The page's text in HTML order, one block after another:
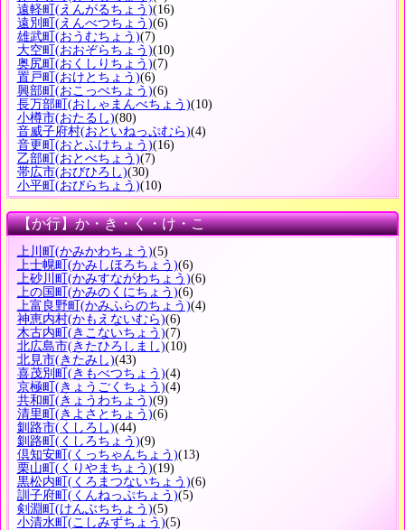
遠軽町 (えんがるちょう)(16)
遠別町 (えんべつちょう)(6)
雄武町 (おうむちょう)(7)
大空町 (おおぞらちょう)(10)
奥尻町 (おくしりちょう)(7)
置戸町 (おけとちょう)(6)
興部町 (おこっぺちょう)(6)
長万部町 (おしゃまんべちょう)(10)
小樽市(おたるし)(80)
音威子府村(おといねっぷむら)(4)
音更町 (おとふけちょう)(16)
乙部町 (おとべちょう)(7)
帯広市(おびひろし)(30)
小平町 (おびらちょう)(10)
【か行】か・き・く・け・こ
上川町 (かみかわちょう)(5)
上士幌町 (かみしほろちょう)(6)
上砂川町 (かみすながわちょう)(6)
上の国町 (かみのくにちょう)(6)
上富良野町 (かみふらのちょう)(4)
神恵内村(かもえないむら)(6)
木古内町 (きこないちょう)(7)
北広島市(きたひろしまし)(10)
北見市(きたみし)(43)
喜茂別町 (きもべつちょう)(4)
京極町 (きょうごくちょう)(4)
共和町 (きょうわちょう)(9)
清里町 (きよさとちょう)(6)
釧路市(くしろし)(44)
釧路町 (くしろちょう)(9)
倶知安町 (くっちゃんちょう)(13)
栗山町 (くりやまちょう)(19)
黒松内町 (くろまつないちょう)(6)
訓子府町 (くんねっぷちょう)(5)
剣淵町 (けんぶちちょう)(5)
小清水町 (こしみずちょう)(5)